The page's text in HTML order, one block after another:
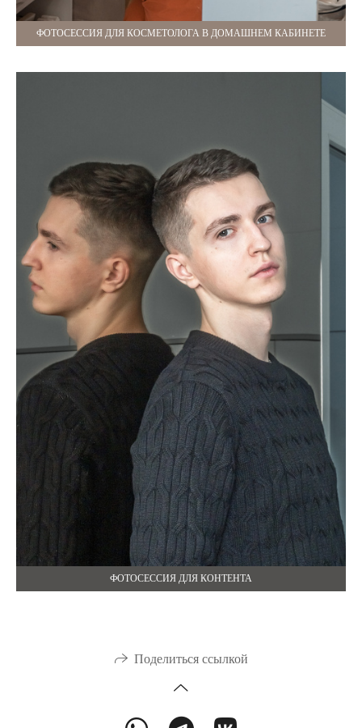
ФОТОСЕССИЯ ДЛЯ КОСМЕТОЛОГА В ДОМАШНЕМ КАБИНЕТЕ
ФОТОСЕССИЯ ДЛЯ КОНТЕНТА
Поделиться ссылкой